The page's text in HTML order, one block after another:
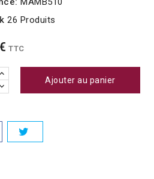
26 Produits
TTC
Ajouter au panier